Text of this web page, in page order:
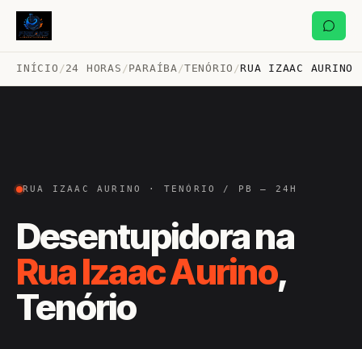
INÍCIO /24 HORAS /PARAÍBA /TENÓRIO /RUA IZAAC AURINO
RUA IZAAC AURINO · TENÓRIO / PB — 24H
Desentupidora na
Rua Izaac Aurino,
Tenório